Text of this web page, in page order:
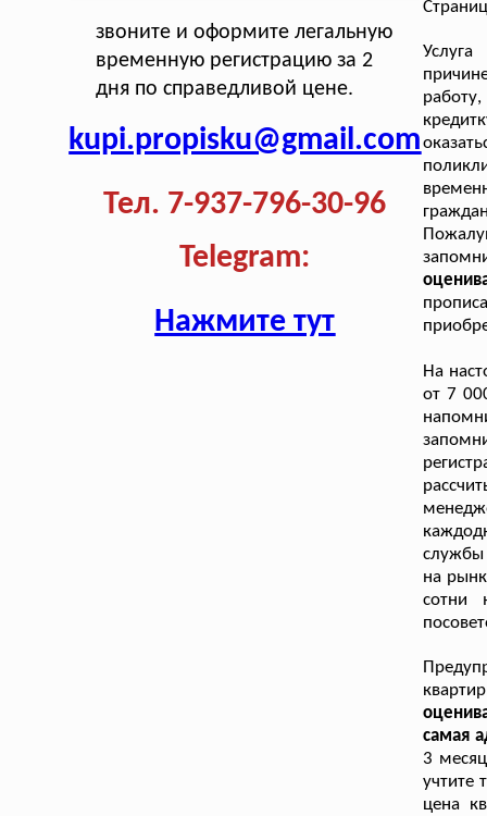
звоните и оформите легальную
временную регистрацию за 2
дня по справедливой цене.
kupi.propisku@gmail.com
Тел. 7-937-796-30-96
Telegram:
Нажмите тут
На
от 7
службы
на
сотни
самая
3
учтите
цена